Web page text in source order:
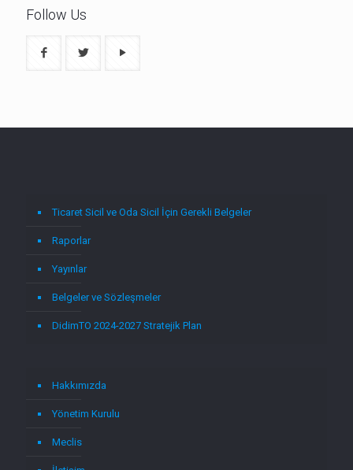
Follow Us
Ticaret Sicil ve Oda Sicil İçin Gerekli Belgeler
Raporlar
Yayınlar
Belgeler ve Sözleşmeler
DidimTO 2024-2027 Stratejik Plan
Hakkımızda
Yönetim Kurulu
Meclis